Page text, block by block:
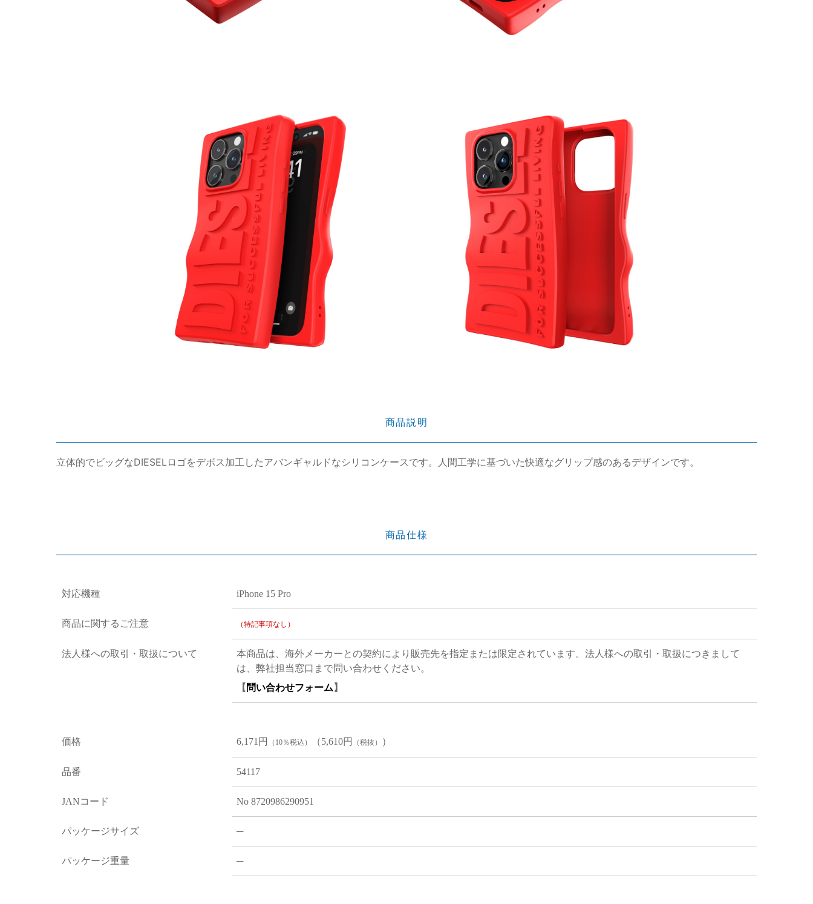
商品説明
立体的でビッグなDIESELロゴをデボス加工したアバンギャルドなシリコンケースです。人間工学に基づいた快適なグリップ感のあるデザインです。
商品仕様
対応機種 iPhone 15 Pro
商品に関するご注意 （特記事項なし）
法人様への取引・取扱について
本商品は、海外メーカーとの契約により販売先を指定または限定されています。法人様への取引・取扱につきまして
は、弊社担当窓口まで問い合わせください。
【 問い合わせフォーム 】
価格 6,171円 （10％税込） （5,610円 （税抜） ）
品番 54117
JANコード No 8720986290951
パッケージサイズ ─
パッケージ重量 ─